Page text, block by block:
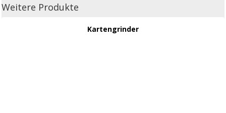
Weitere Produkte
Kartengrinder